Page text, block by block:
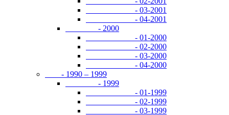
- 03-2001
- 04-2001
- 2000
- 01-2000
- 02-2000
- 03-2000
- 04-2000
- 1990 – 1999
- 1999
- 01-1999
- 02-1999
- 03-1999